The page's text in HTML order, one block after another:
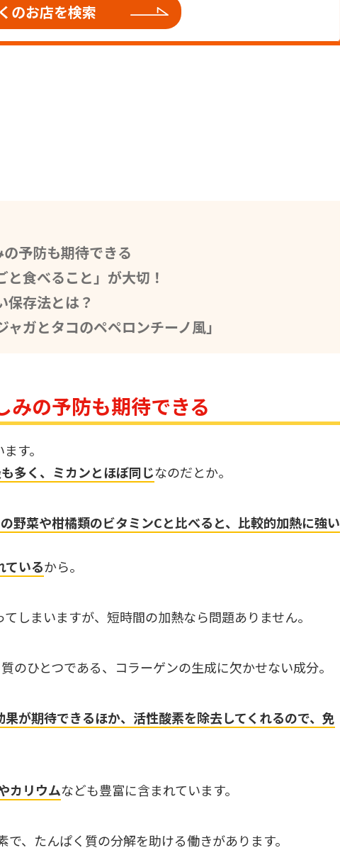
のお店を検索
予防も期待できる
食べること」が大切！
保存法とは？
ガとタコのペペロンチーノ風」
みの予防も期待できる
す。
多く、ミカンとほぼ同じなのだとか。
野菜や柑橘類のビタミンCと比べると、比較的加熱に強い
ているから。
しまいますが、短時間の加熱なら問題ありません。
のひとつである、コラーゲンの生成に欠かせない成分。
が期待できるほか、活性酸素を除去してくれるので、免
カリウムなども豊富に含まれています。
、たんぱく質の分解を助ける働きがあります。